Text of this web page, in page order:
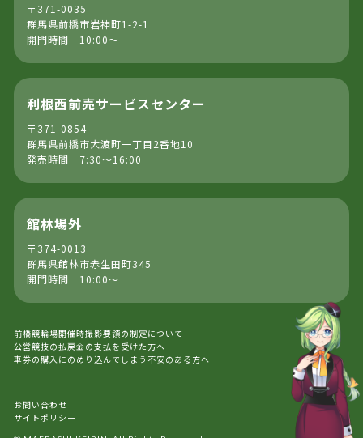
〒371-0035
群馬県前橋市岩神町1-2-1
開門時間 10:00～
利根西前売サービスセンター
〒371-0854
群馬県前橋市大渡町一丁目2番地10
発売時間 7:30～16:00
館林場外
〒374-0013
群馬県館林市赤生田町345
開門時間 10:00～
前橋競輪場開催時撮影要領の制定について
公営競技の払戻金の支払を受けた方へ
車券の購入にのめり込んでしまう不安のある方へ
お問い合わせ
サイトポリシー